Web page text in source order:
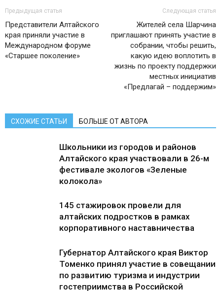
Предыдущая статья
Представители Алтайского
края приняли участие в
Международном форуме
«Старшее поколение»
Следующая статья
Жителей села Шарчина
приглашают принять участие в
собрании, чтобы решить,
какую идею воплотить в
жизнь по проекту поддержки
местных инициатив
«Предлагай – поддержим»
СХОЖИЕ СТАТЬИ БОЛЬШЕ ОТ АВТОРА
Школьники из городов и районов
Алтайского края участвовали в 26-м
фестивале экологов «Зеленые
колокола»
145 стажировок провели для
алтайских подростков в рамках
корпоративного наставничества
Губернатор Алтайского края Виктор
Томенко принял участие в совещании
по развитию туризма и индустрии
гостеприимства в Российской